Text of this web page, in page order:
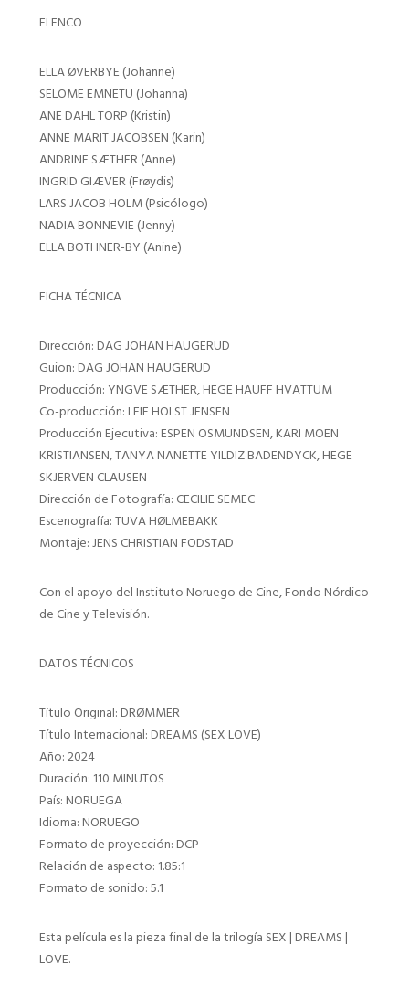
ELENCO
ELLA ØVERBYE (Johanne)
SELOME EMNETU (Johanna)
ANE DAHL TORP (Kristin)
ANNE MARIT JACOBSEN (Karin)
ANDRINE SÆTHER (Anne)
INGRID GIÆVER (Frøydis)
LARS JACOB HOLM (Psicólogo)
NADIA BONNEVIE (Jenny)
ELLA BOTHNER-BY (Anine)
FICHA TÉCNICA
Dirección: DAG JOHAN HAUGERUD
Guion: DAG JOHAN HAUGERUD
Producción: YNGVE SÆTHER, HEGE HAUFF HVATTUM
Co-producción: LEIF HOLST JENSEN
Producción Ejecutiva: ESPEN OSMUNDSEN, KARI MOEN
KRISTIANSEN, TANYA NANETTE YILDIZ BADENDYCK, HEGE
SKJERVEN CLAUSEN
Dirección de Fotografía: CECILIE SEMEC
Escenografía: TUVA HØLMEBAKK
Montaje: JENS CHRISTIAN FODSTAD
Con el apoyo del Instituto Noruego de Cine, Fondo Nórdico
de Cine y Televisión.
DATOS TÉCNICOS
Título Original: DRØMMER
Título Internacional: DREAMS (SEX LOVE)
Año: 2024
Duración: 110 MINUTOS
País: NORUEGA
Idioma: NORUEGO
Formato de proyección: DCP
Relación de aspecto: 1.85:1
Formato de sonido: 5.1
Esta película es la pieza final de la trilogía SEX | DREAMS |
LOVE.